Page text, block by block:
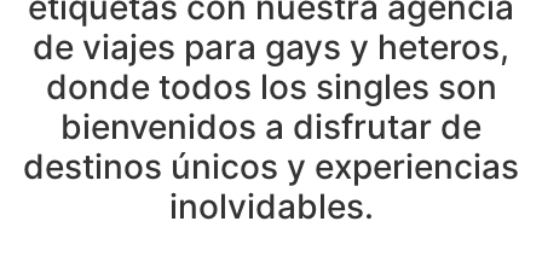
de viajes para gays y heteros,
donde todos los singles son
bienvenidos a disfrutar de
destinos únicos y experiencias
inolvidables.